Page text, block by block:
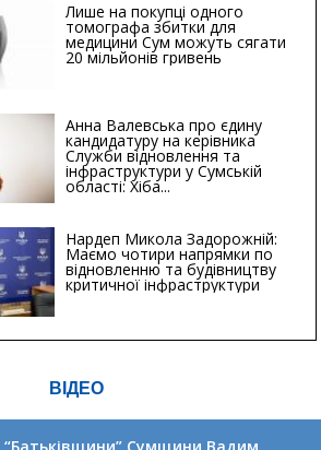
Лише на покупці одного
томографа збитки для
медицини Сум можуть сягати
20 мільйонів гривень
Анна Валевська про єдину
кандидатуру на керівника
Служби відновлення та
інфраструктури у Сумській
області: Хіба...
Нардеп Микола Задорожній:
Маємо чотири напрямки по
відновленню та будівництву
критичної інфраструктури
ВІДЕО